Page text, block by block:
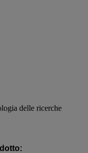
delle ricerche